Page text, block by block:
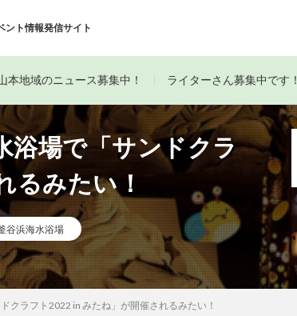
ント情報発信サイト
本地域のニュース募集中！ ライターさん募集中です！
浴場で「サンドクラ
るみたい！
谷浜海水浴場
クラフト2022 in みたね」が開催されるみたい！